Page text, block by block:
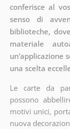
conferisce al
senso di
biblioteche,
materiale
un'applicazione
una scelta
Le carte da
possono
motivi unici,
nuova